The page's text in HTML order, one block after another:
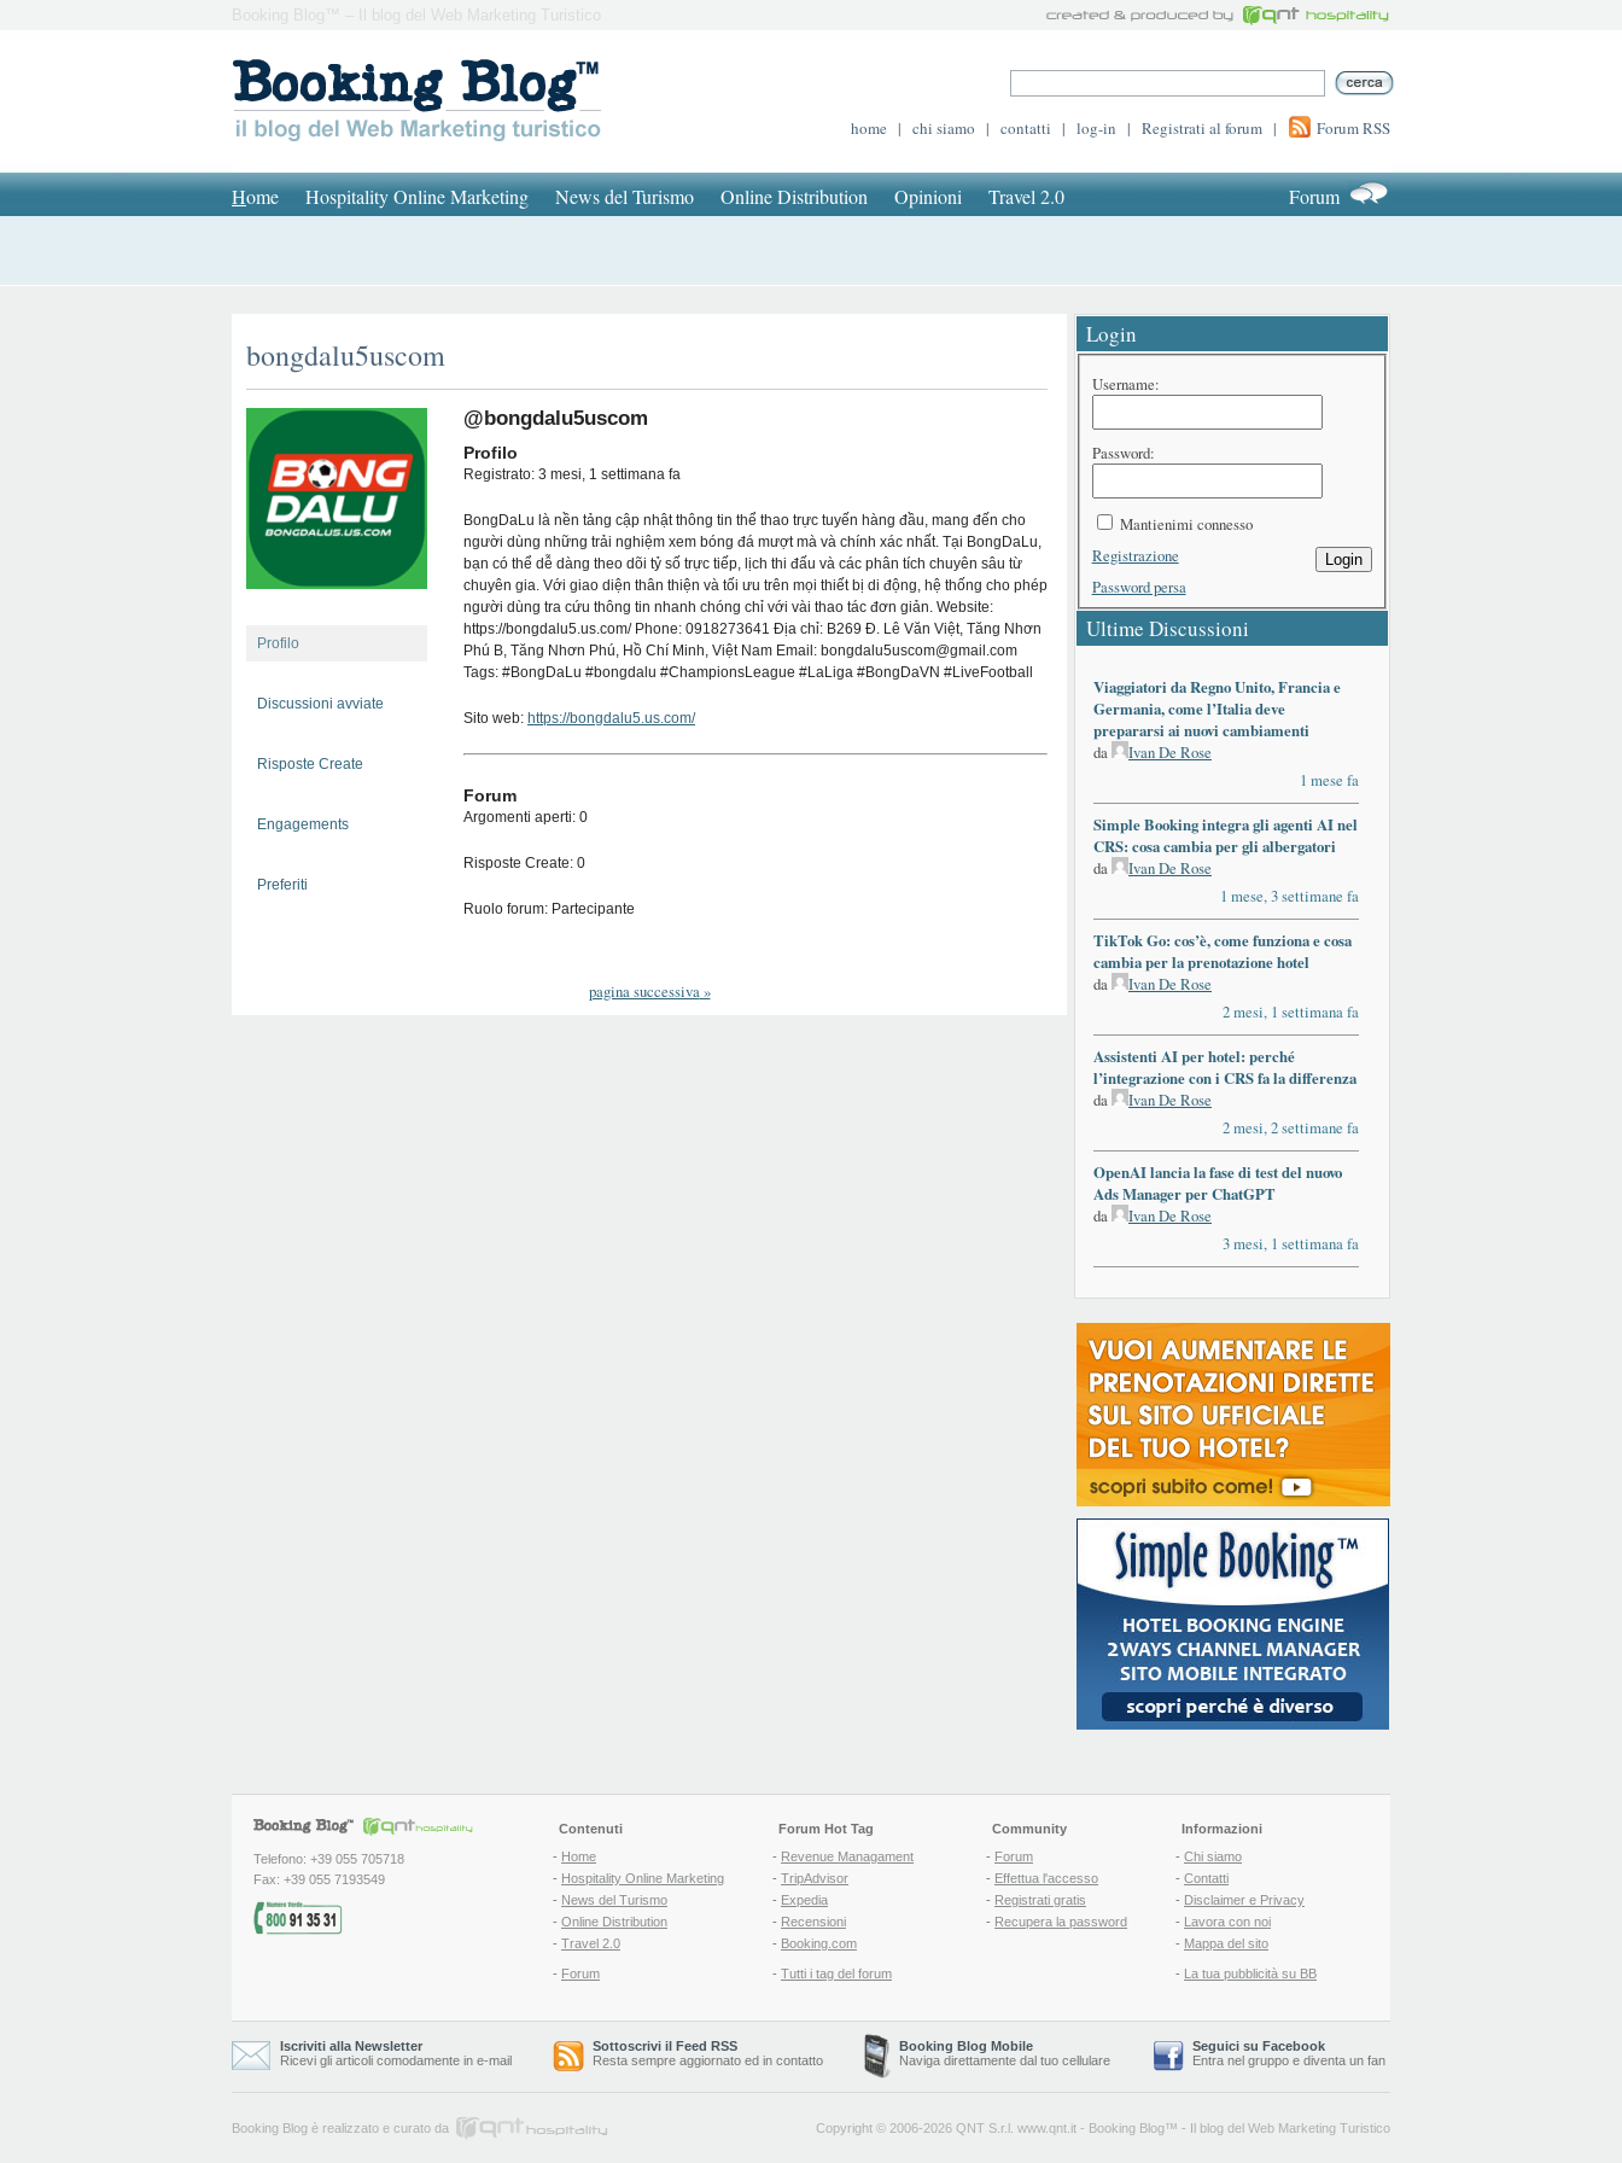
Booking Blog™ – Il blog del Web Marketing Turistico
home | chi siamo | contatti | log-in | Registrati al forum | Forum RSS
Home Hospitality Online Marketing News del Turismo Online Distribution Opinioni Travel 2.0 Forum
bongdalu5uscom
Profilo
Discussioni avviate
Risposte Create
Engagements
Preferiti
@bongdalu5uscom
Profilo
Registrato: 3 mesi, 1 settimana fa
BongDaLu là nền tảng cập nhật thông tin thể thao trực tuyến hàng đầu, mang đến cho
người dùng những trải nghiệm xem bóng đá mượt mà và chính xác nhất. Tại BongDaLu,
bạn có thể dễ dàng theo dõi tỷ số trực tiếp, lịch thi đấu và các phân tích chuyên sâu từ
chuyên gia. Với giao diện thân thiện và tối ưu trên mọi thiết bị di động, hệ thống cho phép
người dùng tra cứu thông tin nhanh chóng chỉ với vài thao tác đơn giản. Website:
https://bongdalu5.us.com/ Phone: 0918273641 Địa chỉ: B269 Đ. Lê Văn Việt, Tăng Nhơn
Phú B, Tăng Nhơn Phú, Hồ Chí Minh, Việt Nam Email: bongdalu5uscom@gmail.com
Tags: #BongDaLu #bongdalu #ChampionsLeague #LaLiga #BongDaVN #LiveFootball
Sito web: https://bongdalu5.us.com/
Forum
Argomenti aperti: 0
Risposte Create: 0
Ruolo forum: Partecipante
pagina successiva»
Login
Username:
Password:
Mantienimi connesso
Login
Registrazione
Password persa
Ultime Discussioni
Viaggiatori da Regno Unito, Francia e
Germania, come l’Italia deve
prepararsi ai nuovi cambiamenti
da
Ivan De Rose
1 mese fa
Simple Booking integra gli agenti AI nel
CRS: cosa cambia per gli albergatori
da
Ivan De Rose
1 mese, 3 settimane fa
TikTok Go: cos’è, come funziona e cosa
cambia per la prenotazione hotel
da
Ivan De Rose
2 mesi, 1 settimana fa
Assistenti AI per hotel: perché
l’integrazione con i CRS fa la differenza
da
Ivan De Rose
2 mesi, 2 settimane fa
OpenAI lancia la fase di test del nuovo
Ads Manager per ChatGPT
da
Ivan De Rose
3 mesi, 1 settimana fa
Telefono: +39 055 705718
Fax: +39 055 7193549
Contenuti
- Home
- Hospitality Online Marketing
- News del Turismo
- Online Distribution
- Travel 2.0
- Forum
Forum Hot Tag
- Revenue Managament
- TripAdvisor
- Expedia
- Recensioni
- Booking.com
- Tutti i tag del forum
Community
- Forum
- Effettua l'accesso
- Registrati gratis
- Recupera la password
Informazioni
- Chi siamo
- Contatti
- Disclaimer e Privacy
- Lavora con noi
- Mappa del sito
- La tua pubblicità su BB
Iscriviti alla Newsletter
Ricevi gli articoli comodamente in e-mail
Sottoscrivi il Feed RSS
Resta sempre aggiornato ed in contatto
Booking Blog Mobile
Naviga direttamente dal tuo cellulare
Seguici su Facebook
Entra nel gruppo e diventa un fan
Booking Blog è realizzato e curato da Copyright © 2006-2026 QNT S.r.l. www.qnt.it - Booking Blog™ - Il blog del Web Marketing Turistico